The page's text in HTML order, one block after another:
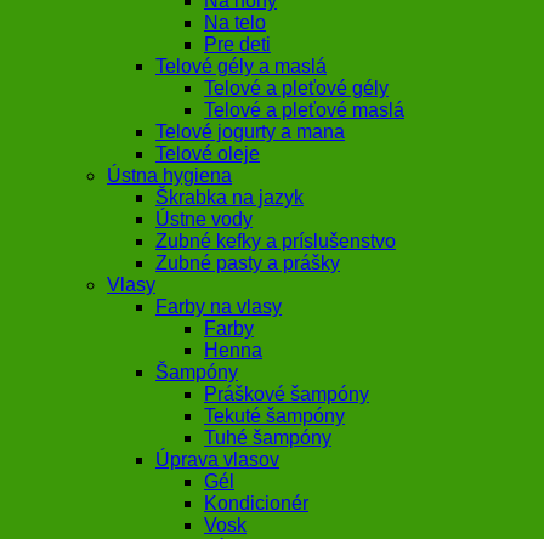
Na telo
Pre deti
Telové gély a maslá
Telové a pleťové gély
Telové a pleťové maslá
Telové jogurty a mana
Telové oleje
Ústna hygiena
Škrabka na jazyk
Ústne vody
Zubné kefky a príslušenstvo
Zubné pasty a prášky
Vlasy
Farby na vlasy
Farby
Henna
Šampóny
Práškové šampóny
Tekuté šampóny
Tuhé šampóny
Úprava vlasov
Gél
Kondicionér
Vosk